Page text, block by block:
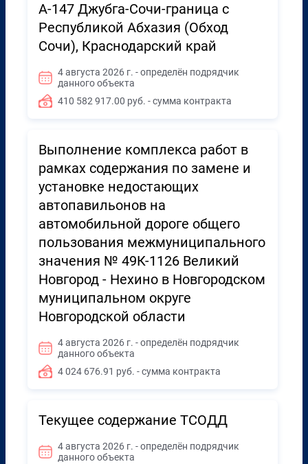
А-147 Джубга-Сочи-граница с
Республикой Абхазия (Обход
Сочи), Краснодарский край
4 августа 2026 г. - определён подрядчик
данного объекта
410 582 917.00 руб. - сумма контракта
Выполнение комплекса работ в
рамках содержания по замене и
установке недостающих
автопавильонов на
автомобильной дороге общего
пользования межмуниципального
значения № 49К-1126 Великий
Новгород - Нехино в Новгородском
муниципальном округе
Новгородской области
4 августа 2026 г. - определён подрядчик
данного объекта
4 024 676.91 руб. - сумма контракта
Текущее содержание ТСОДД
4 августа 2026 г. - определён подрядчик
данного объекта